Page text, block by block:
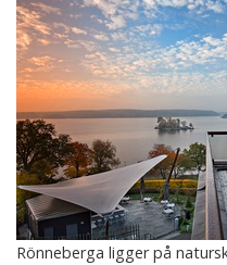
Rönneberga ligger på